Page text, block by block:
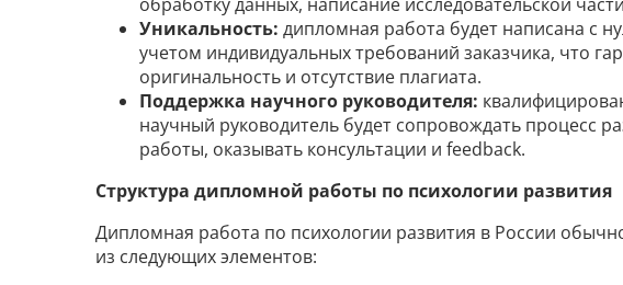
Уникальность: дипломная работа будет написана с
учетом индивидуальных требований заказчика, что
оригинальность и отсутствие плагиата.
Поддержка научного руководителя:
научный руководитель будет сопровождать процесс
работы, оказывать консультации и feedback.
Структура дипломной работы по психологии развития
Дипломная работа по психологии развития в России
из следующих элементов: